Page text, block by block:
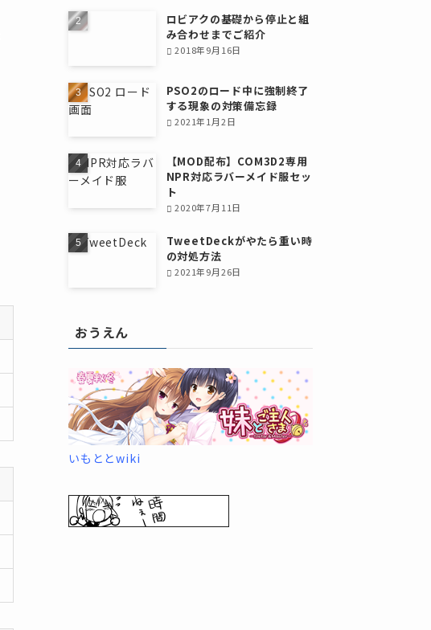
ロビアクの基礎から停止と組
み合わせまでご紹介
2018年9月16日
PSO2のロード中に強制終了
する現象の対策備忘録
2021年1月2日
【MOD配布】COM3D2専用
NPR対応ラバーメイド服セッ
ト
2020年7月11日
TweetDeckがやたら重い時
の対処方法
2021年9月26日
おうえん
いもととwiki